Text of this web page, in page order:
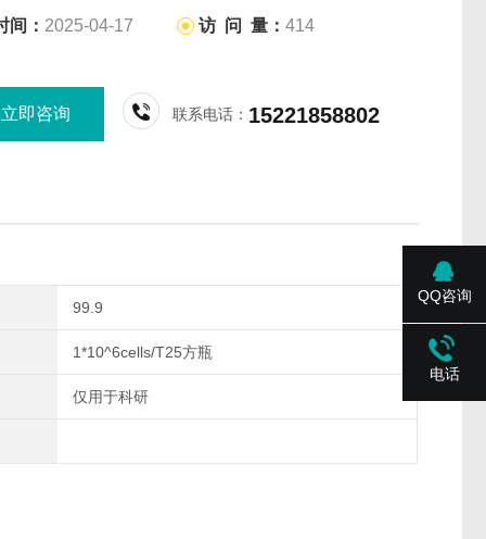
间： 2025-04-17 访 问 量：414
立即咨询 联系电话： 15221858802
99.9
1*10^6cells/T25方瓶
仅用于科研
QQ咨询
电话